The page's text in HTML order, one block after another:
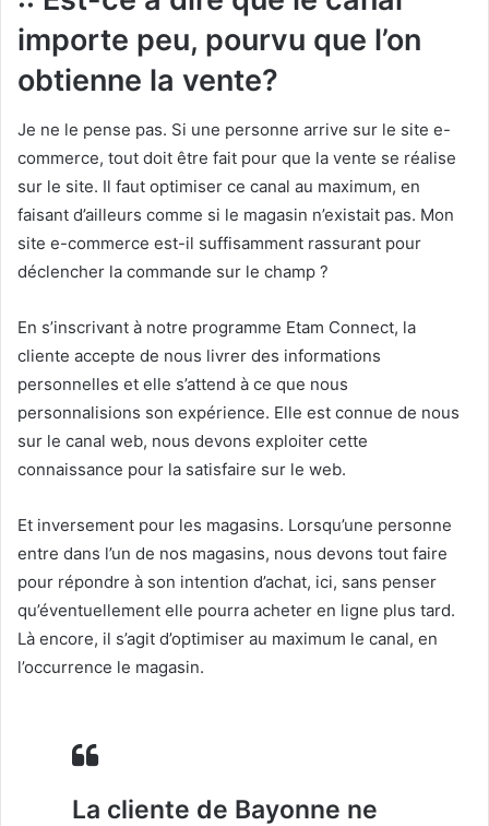
importe peu, pourvu que l’on
obtienne la vente?
Je ne le pense pas. Si une personne arrive sur le site e-
commerce, tout doit être fait pour que la vente se réalise
sur le site. Il faut optimiser ce canal au maximum, en
faisant d’ailleurs comme si le magasin n’existait pas. Mon
site e-commerce est-il suffisamment rassurant pour
déclencher la commande sur le champ ?
En s’inscrivant à notre programme Etam Connect, la
cliente accepte de nous livrer des informations
personnelles et elle s’attend à ce que nous
personnalisions son expérience. Elle est connue de nous
sur le canal web, nous devons exploiter cette
connaissance pour la satisfaire sur le web.
Et inversement pour les magasins. Lorsqu’une personne
entre dans l’un de nos magasins, nous devons tout faire
pour répondre à son intention d’achat, ici, sans penser
qu’éventuellement elle pourra acheter en ligne plus tard.
Là encore, il s’agit d’optimiser au maximum le canal, en
l’occurrence le magasin.
La cliente de Bayonne ne